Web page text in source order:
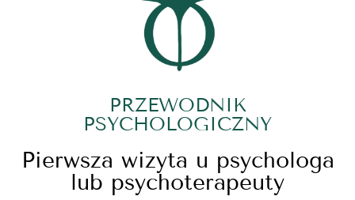
PRZEWODNIK
PSYCHOLOGICZNY
Pierwsza wizyta u psychologa
lub psychoterapeuty